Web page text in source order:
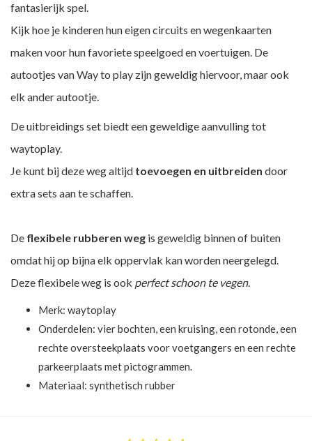
fantasierijk spel.
Kijk hoe je kinderen hun eigen circuits en wegenkaarten
maken voor hun favoriete speelgoed en voertuigen. De
autootjes van Way to play zijn geweldig hiervoor, maar ook
elk ander autootje.
De uitbreidings set biedt een geweldige aanvulling tot
waytoplay.
Je kunt bij deze weg altijd toevoegen en uitbreiden door
extra sets aan te schaffen.
De flexibele rubberen weg is geweldig binnen of buiten
omdat hij op bijna elk oppervlak kan worden neergelegd.
Deze flexibele weg is ook perfect schoon te vegen.
Merk: waytoplay
Onderdelen: vier bochten, een kruising, een rotonde, een
rechte oversteekplaats voor voetgangers en een rechte
parkeerplaats met pictogrammen.
Materiaal: synthetisch rubber